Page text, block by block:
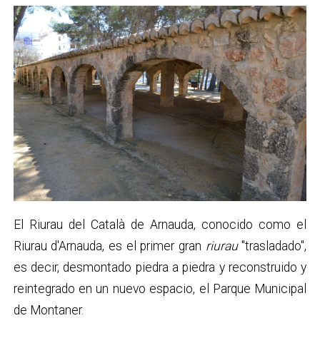
El Riurau del Català de Arnauda, conocido como el
Riurau d'Arnauda, es el primer gran riurau"trasladado",
es decir, desmontado piedra a piedra y reconstruido y
reintegrado en un nuevo espacio, el Parque Municipal
de Montaner.